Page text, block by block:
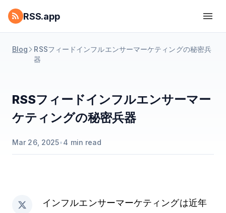
RSS.app
Blog
RSSフィードインフルエンサーマーケティングの秘密兵
器
RSSフィードインフルエンサーマー
ケティングの秘密兵器
Mar 26, 2025•4 min read
インフルエンサーマーケティングは近年